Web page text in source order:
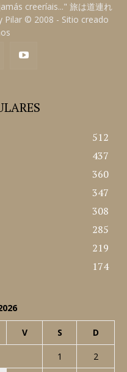
creeríais..." 旅は道連れ
Pilar © 2008 - Sitio creado
512
437
360
347
308
285
219
174
V S D
1 2